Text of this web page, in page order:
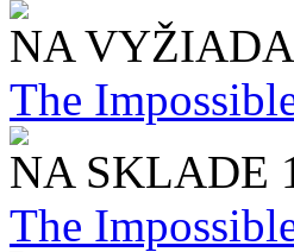
NA
The
NA SKLADE
The